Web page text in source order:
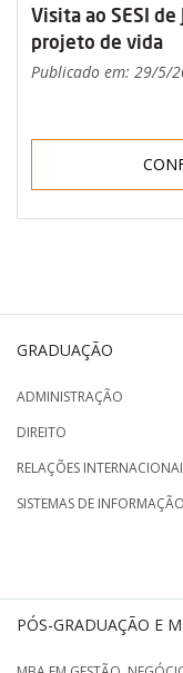
Visita ao SESI
projeto de vida
Publicado em: 29/5/
GRADUAÇÃO
ADMINISTRAÇÃO
DIREITO
RELAÇÕES
SISTEMAS DE INFORMAÇÃO
PÓS-GRADUAÇÃO E